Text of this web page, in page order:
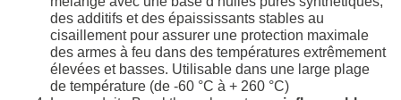
des additifs et des épaississants stables au
cisaillement pour assurer une protection maximale
des armes à feu dans des températures extrêmement
élevées et basses. Utilisable dans une large plage
de température (de -60 °C à + 260 °C)